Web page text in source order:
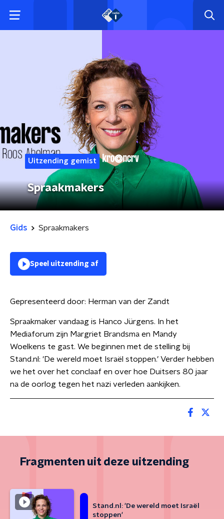
Uitzending gemist
Spraakmakers
Gids Spraakmakers
Speel uitzending af
Gepresenteerd door: Herman van der Zandt
Spraakmaker vandaag is Hanco Jürgens. In het
Mediaforum zijn Margriet Brandsma en Mandy
Woelkens te gast. We beginnen met de stelling bij
Stand.nl: 'De wereld moet Israël stoppen.’ Verder hebben
we het over het conclaaf en over hoe Duitsers 80 jaar
na de oorlog tegen het nazi verleden aankijken.
Fragmenten uit deze uitzending
Stand.nl: 'De wereld moet Israël
stoppen'